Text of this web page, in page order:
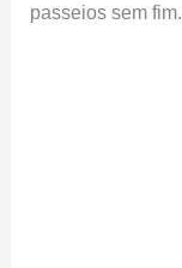
passeios sem fim.